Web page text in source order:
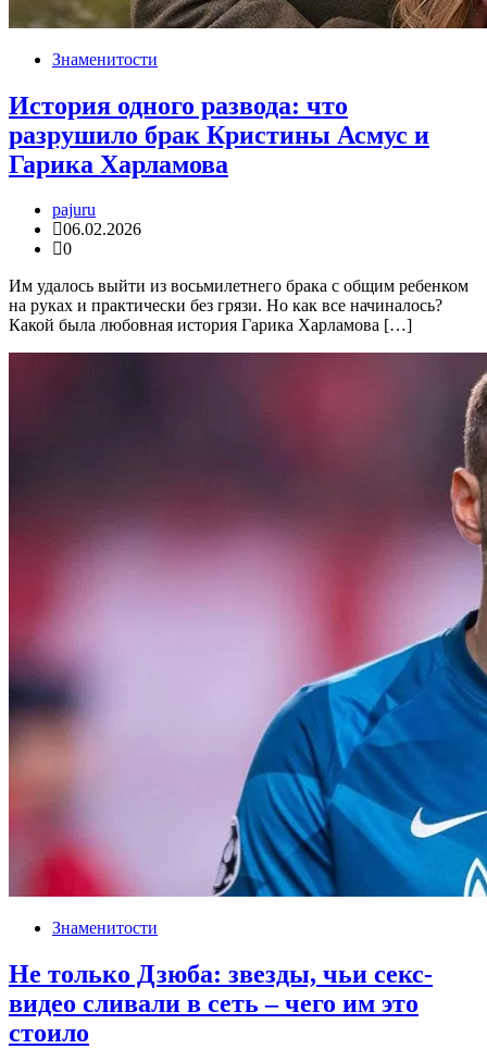
Знаменитости
История одного развода: что
разрушило брак Кристины Асмус и
Гарика Харламова
pajuru
06.02.2026
0
Им удалось выйти из восьмилетнего брака с общим ребенком
на руках и практически без грязи. Но как все начиналось?
Какой была любовная история Гарика Харламова […]
Знаменитости
Не только Дзюба: звезды, чьи секс-
видео сливали в сеть – чего им это
стоило